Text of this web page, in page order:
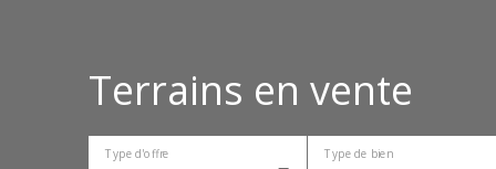
Terrains en vente
Type d'offre Type de bien